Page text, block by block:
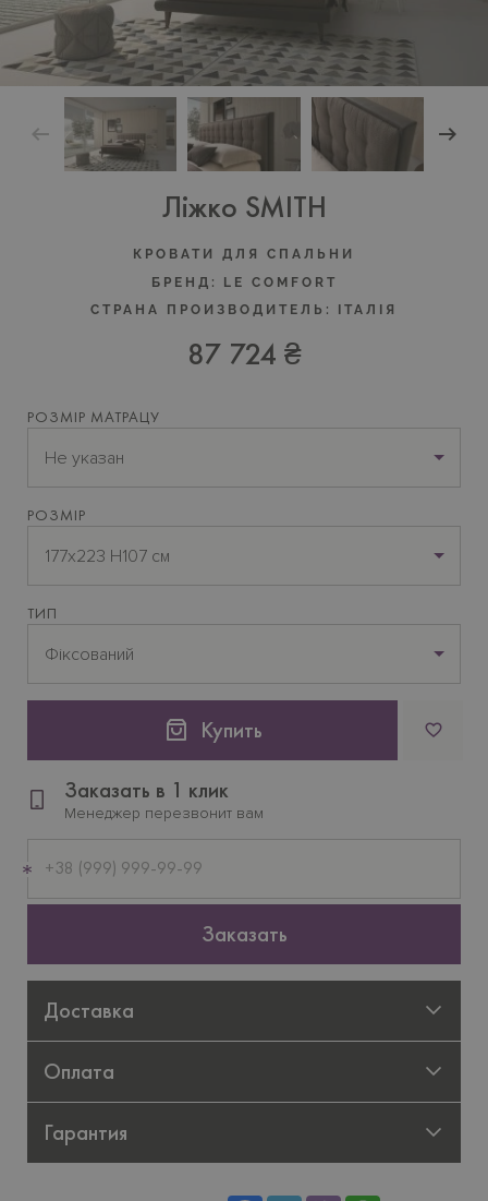
Ліжко SMITH
КРОВАТИ ДЛЯ СПАЛЬНИ
БРЕНД:
LE COMFORT
СТРАНА ПРОИЗВОДИТЕЛЬ:
ІТАЛІЯ
87 724 ₴
РОЗМІР МАТРАЦУ
Не указан
РОЗМІР
177x223 H107 см
ТИП
Фіксований
Купить
Заказать в 1 клик
Менеджер перезвонит вам
телефон
Заказать
Доставка
Оплата
Гарантия